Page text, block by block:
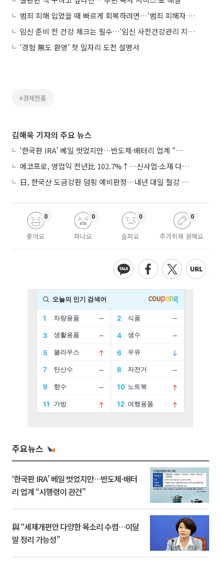
범죄 피해 입었을 때 빠르게 회복하려면…‘범죄 피해자 구조금 제도’ 이용해볼까
임신 준비 전 건강 체크는 필수…‘임신 사전건강관리 지원사업’은
‘경험 無도 환영’ 첫 일자리 도전 설명서
#경제한줌
김해욱 기자의 주요 뉴스
‘한국판 IRA’ 베일 벗었지만…반도체·배터리 업계 “시행령이 관건”
에코프로, 영업익 전년比 102.7%↑…신사업·소재 다각화 박차
日, 한국산 도금강판 덤핑 예비판정…내년 대일 철강 수출 ‘빨간불’
좋아요
0
화나요
0
슬퍼요
0
추가취재 원해요
0
주요뉴스
‘한국판 IRA’ 베일 벗었지만…반도체·배터
리 업계 “시행령이 관건”
與 “세제개편안 다양한 목소리 수렴…이달
말 정리 가능성”